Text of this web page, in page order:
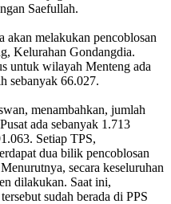
Saefullah.
akan melakukan pencoblosan
Kelurahan Gondangdia.
untuk wilayah Menteng ada
sebanyak 66.027.
menambahkan, jumlah
ada sebanyak 1.713
Setiap TPS,
dua bilik pencoblosan
secara keseluruhan
dilakukan. Saat ini,
sudah berada di PPS